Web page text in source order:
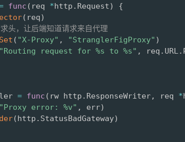
func ( req *http . Request)
{
( req)
头，让后端知道请求来自代理
Set ( "X-Proxy" , "StranglerFigProxy" )
"Routing request for %s to %s" , req . URL .
= func ( rw http . ResponseWriter, req *
"Proxy error: %v" , err)
(http . StatusBadGateway)